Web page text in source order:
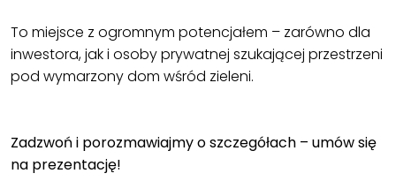
To miejsce z ogromnym potencjałem – zarówno dla
inwestora, jak i osoby prywatnej szukającej przestrzeni
pod wymarzony dom wśród zieleni.
Zadzwoń i porozmawiajmy o szczegółach – umów się
na prezentację!